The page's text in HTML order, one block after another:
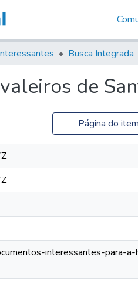
Busca Integrada
de
Página do
interessantes-para-